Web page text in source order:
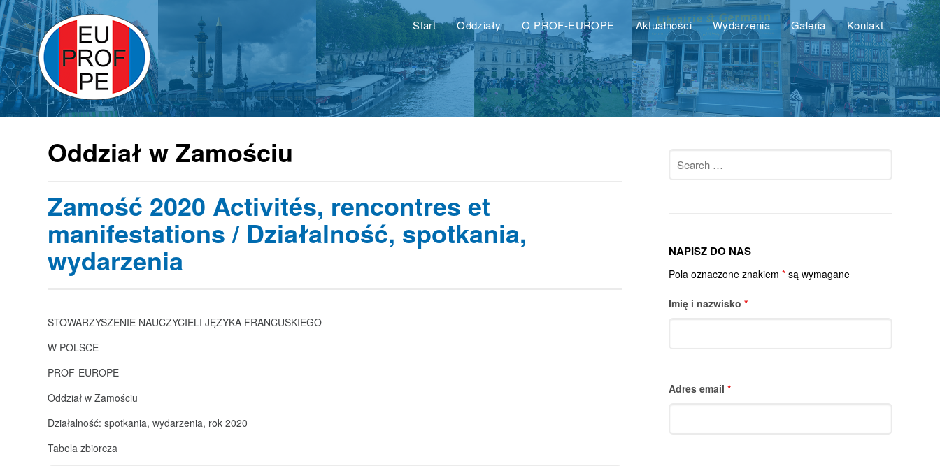
Start Oddziały O PROF-EUROPE Aktualności Wydarzenia Galeria Kontakt
Oddział w Zamościu
Zamość 2020 Activités, rencontres et
manifestations / Działalność, spotkania,
wydarzenia
STOWARZYSZENIE NAUCZYCIELI JĘZYKA FRANCUSKIEGO
W POLSCE
PROF-EUROPE
Oddział w Zamościu
Działalność: spotkania, wydarzenia, rok 2020
Tabela zbiorcza
for:
NAPISZ DO NAS
Pola oznaczone znakiem* są wymagane
Imię i nazwisko*
Adres email*